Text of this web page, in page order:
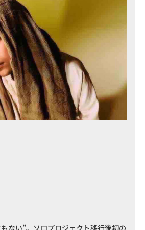
ない”。ソロプロジェクト移行後初の